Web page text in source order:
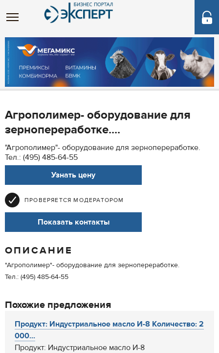
Агрополимер- оборудование для
зернопереработке....
"Агрополимер"- оборудование для зернопереработке.
Тел.: (495) 485-64-55
Узнать цену
ПРОВЕРЯЕТСЯ МОДЕРАТОРОМ
Показать контакты
ОПИСАНИЕ
"Агрополимер"- оборудование для зернопереработке.
Тел.: (495) 485-64-55
Похожие предложения
Продукт: Индустриальное масло И-8 Количество: 2
000...
Продукт: Индустриальное масло И-8